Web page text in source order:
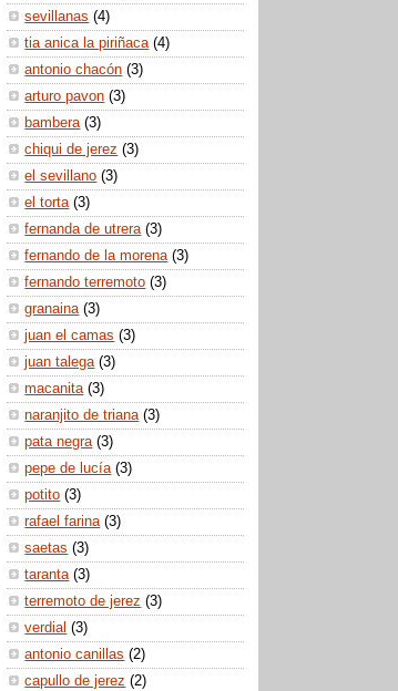
sevillanas (4)
tia anica la piriñaca (4)
antonio chacón (3)
arturo pavon (3)
bambera (3)
chiqui de jerez (3)
el sevillano (3)
el torta (3)
fernanda de utrera (3)
fernando de la morena (3)
fernando terremoto (3)
granaina (3)
juan el camas (3)
juan talega (3)
macanita (3)
naranjito de triana (3)
pata negra (3)
pepe de lucía (3)
potito (3)
rafael farina (3)
saetas (3)
taranta (3)
terremoto de jerez (3)
verdial (3)
antonio canillas (2)
capullo de jerez (2)